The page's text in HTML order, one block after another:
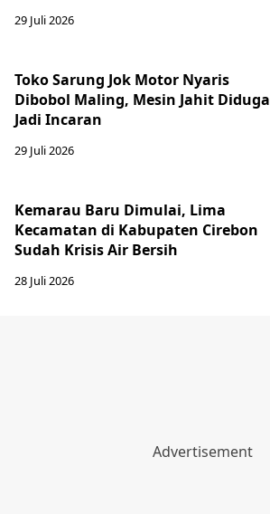
29 Juli 2026
Toko Sarung Jok Motor Nyaris
Dibobol Maling, Mesin Jahit Diduga
Jadi Incaran
29 Juli 2026
Kemarau Baru Dimulai, Lima
Kecamatan di Kabupaten Cirebon
Sudah Krisis Air Bersih
28 Juli 2026